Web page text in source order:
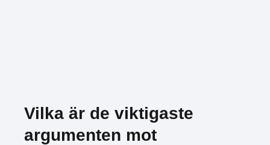
Vilka är de viktigaste
argumenten mot